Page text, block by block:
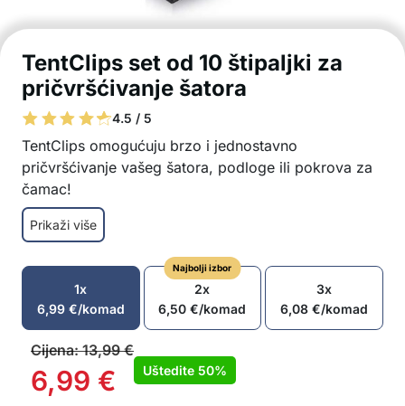
TentClips set od 10 štipaljki za
pričvršćivanje šatora
4.5 / 5
TentClips omogućuju brzo i jednostavno
pričvršćivanje vašeg šatora, podloge ili pokrova za
čamac!
Jaki, neklizajući zahvat
Dodatna rupa za pričvršćivanje užeta
Izdržava loše vremenske uvjete i drži šator na
Širok raspon primjena
Jednostavna instalacija
Paket sadrži 10x stezaljka za fiksaciju šatora
Prikaži više
1x
6,99 €/komad
Najbolji izbor
2x
6,50€/komad
3x
6,08€/komad
Cijena:13,99€
6,99 € Uštedite 50%